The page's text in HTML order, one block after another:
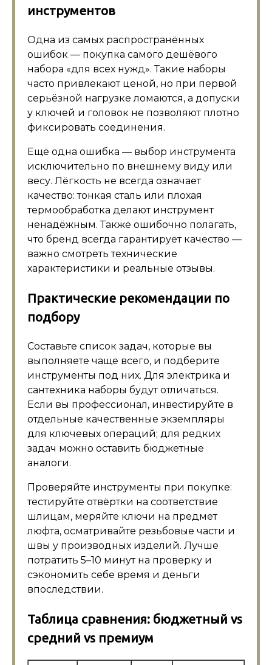
инструментов
Одна из самых распространённых
ошибок — покупка самого дешёвого
набора «для всех нужд». Такие наборы
часто привлекают ценой, но при первой
серьёзной нагрузке ломаются, а допуски
у ключей и головок не позволяют плотно
фиксировать соединения.
Ещё одна ошибка — выбор инструмента
исключительно по внешнему виду или
весу. Лёгкость не всегда означает
качество: тонкая сталь или плохая
термообработка делают инструмент
ненадёжным. Также ошибочно полагать,
что бренд всегда гарантирует качество —
важно смотреть технические
характеристики и реальные отзывы.
Практические рекомендации по
подбору
Составьте список задач, которые вы
выполняете чаще всего, и подберите
инструменты под них. Для электрика и
сантехника наборы будут отличаться.
Если вы профессионал, инвестируйте в
отдельные качественные экземпляры
для ключевых операций; для редких
задач можно оставить бюджетные
аналоги.
Проверяйте инструменты при покупке:
тестируйте отвёртки на соответствие
шлицам, меряйте ключи на предмет
люфта, осматривайте резьбовые части и
швы у производных изделий. Лучше
потратить 5–10 минут на проверку и
сэкономить себе время и деньги
впоследствии.
Таблица сравнения: бюджетный vs
средний vs премиум